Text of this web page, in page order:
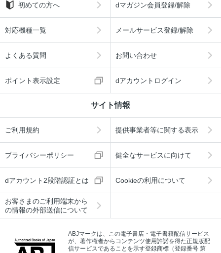
初めての方へ dマガジン会員登録/解除
対応機種一覧 メールサービス登録/解除
よくある質問 お問い合わせ
ポイント表示設定 dアカウントログイン
サイト情報
ご利用規約 提供事業者等に関する表示
プライバシーポリシー 健全なサービスに向けて
dアカウント2段階認証とは Cookieの利用について
お客さまのご利用端末から
の情報の外部送信について
ABJマークは、この電子書店・電子書籍配信サービス
が、著作権者からコンテンツ使用許諾を得た正規版配
信サービスであることを示す登録商標（登録番号 第